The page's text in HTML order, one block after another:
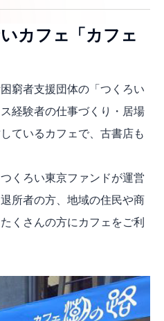
カフェ「カフェ
窮者支援団体の「つくろい
経験者の仕事づくり・居場
ているカフェで、古書店も
くろい東京ファンドが運営
所者の方、地域の住民や商
くさんの方にカフェをご利